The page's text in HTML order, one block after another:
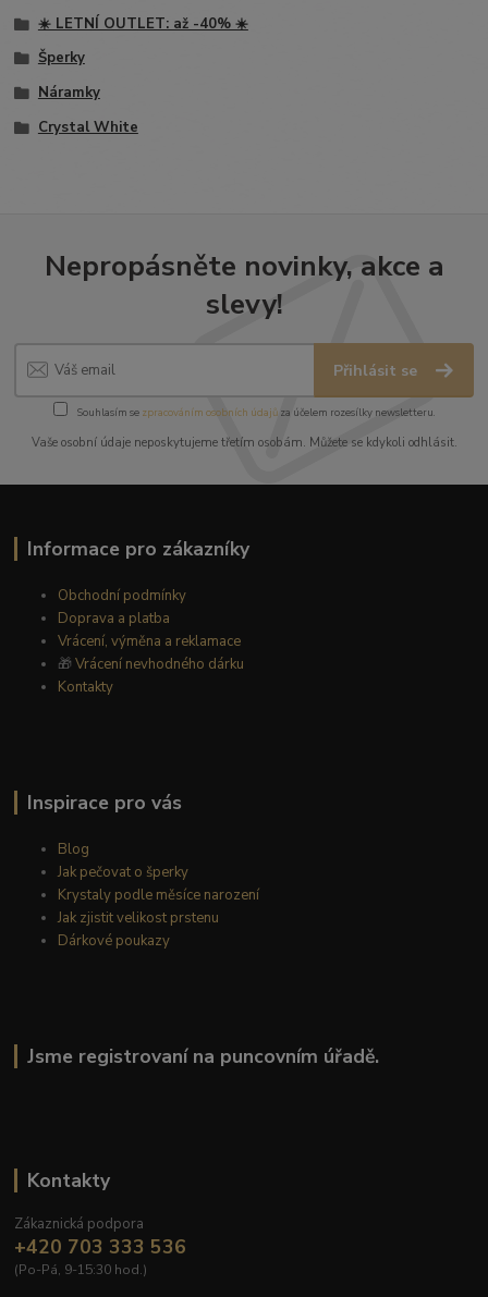
☀️ LETNÍ OUTLET: až -40% ☀️
Šperky
Náramky
Crystal White
Nepropásněte novinky, akce a
slevy!
Přihlásit se
Souhlasím se zpracováním osobních údajůza účelem rozesílky newsletteru.
Vaše osobní údaje neposkytujeme třetím osobám. Můžete se kdykoli odhlásit.
Informace pro zákazníky
Obchodní podmínky
Doprava a platba
Vrácení, výměna a reklamace
🎁Vrácení nevhodného dárku
Kontakty
Inspirace pro vás
Blog
Jak pečovat o šperky
Krystaly podle měsíce narození
Jak zjistit velikost prstenu
Dárkové poukazy
Jsme registrovaní na puncovním úřadě.
Kontakty
Zákaznická podpora
+420 703 333 536
(Po-Pá, 9-15:30 hod.)